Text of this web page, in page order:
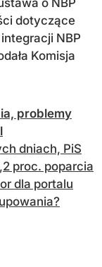
dotyczące
NBP
Komisja
problemy
dniach, PiS
proc. poparcia
dla portalu